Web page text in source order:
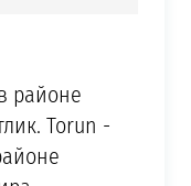
районе
Torun -